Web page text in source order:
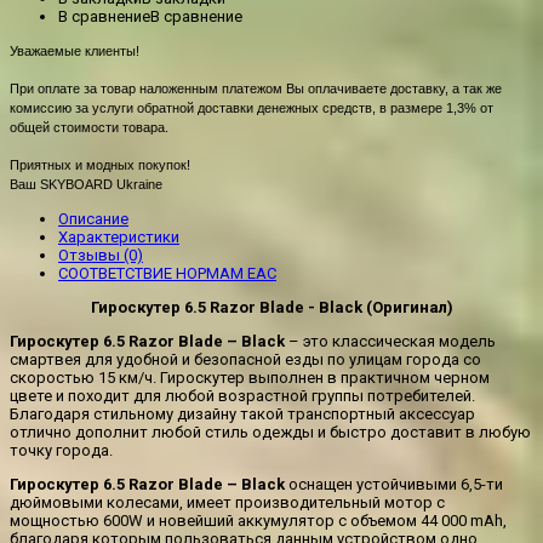
В сравнениеВ сравнение
Уважаемые клиенты!
При оплате за товар наложенным платежом Вы оплачиваете доставку, а так же
комиссию за услуги обратной доставки денежных средств, в размере 1,3% от
общей стоимости товара.
Приятных и модных покупок!
Ваш SKYBOARD Ukraine
Описание
Характеристики
Отзывы (0)
СООТВЕТСТВИЕ НОРМАМ EAC
Гироскутер 6.5 Razor Blade - Black (Оригинал)
Гироскутер 6.5 Razor Blade – Black – это классическая модель
смартвея для удобной и безопасной езды по улицам города со
скоростью 15 км/ч. Гироскутер выполнен в практичном черном
цвете и походит для любой возрастной группы потребителей.
Благодаря стильному дизайну такой транспортный аксессуар
отлично дополнит любой стиль одежды и быстро доставит в любую
точку города.
Гироскутер 6.5 Razor Blade – Black оснащен устойчивыми 6,5-ти
дюймовыми колесами, имеет производительный мотор с
мощностью 600W и новейший аккумулятор с объемом 44 000 mAh,
благодаря которым пользоваться данным устройством одно